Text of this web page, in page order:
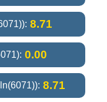
8.71
0.00
8.71